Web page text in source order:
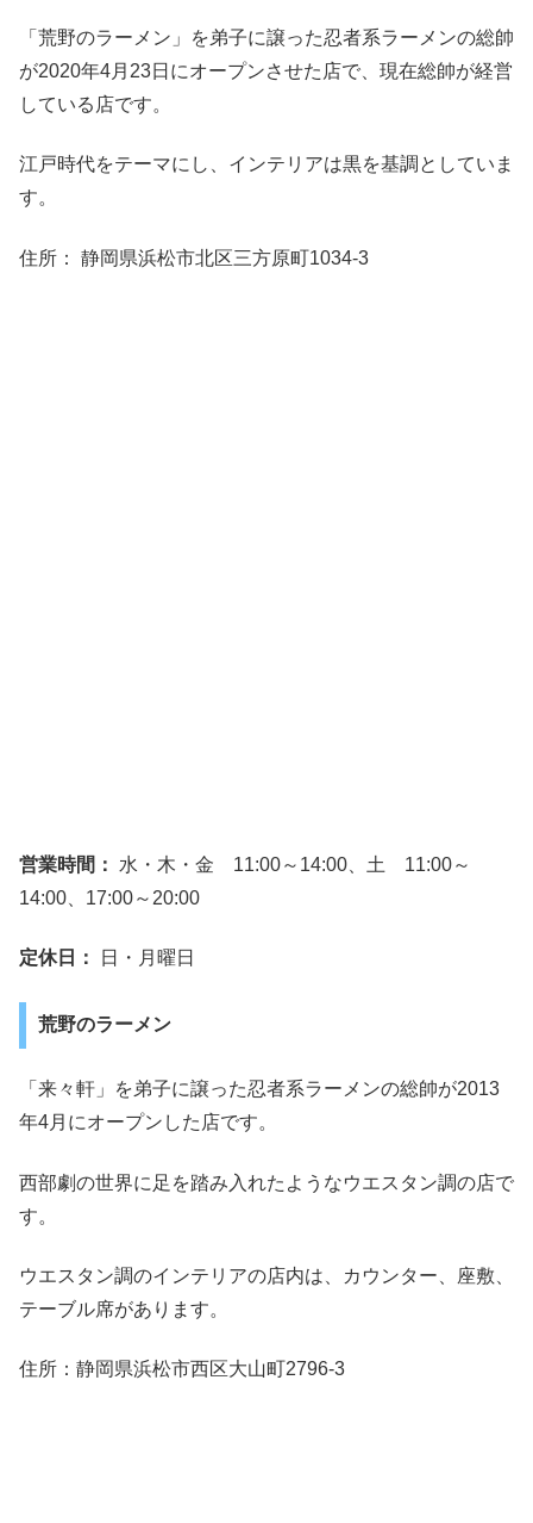
「荒野のラーメン」を弟子に譲った忍者系ラーメンの総帥
が2020年4月23日にオープンさせた店で、現在総帥が経営
している店です。
江戸時代をテーマにし、インテリアは黒を基調としていま
す。
住所： 静岡県浜松市北区三方原町1034-3
営業時間：
水・木・金 11:00～14:00、土 11:00～
14:00、17:00～20:00
定休日： 日・月曜日
荒野のラーメン
「来々軒」を弟子に譲った忍者系ラーメンの総帥が2013
年4月にオープンした店です。
西部劇の世界に足を踏み入れたようなウエスタン調の店で
す。
ウエスタン調のインテリアの店内は、カウンター、座敷、
テーブル席があります。
住所：静岡県浜松市西区大山町2796-3